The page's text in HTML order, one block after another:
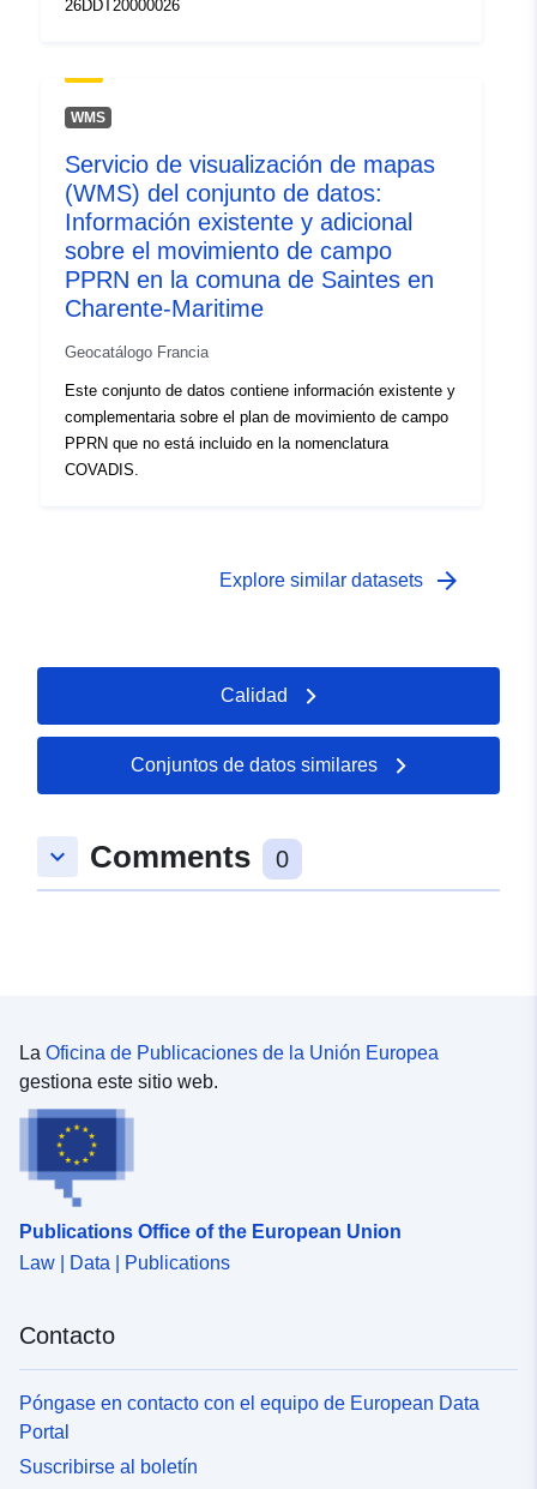
26DDT20000026
WMS
Servicio de visualización de mapas
(WMS) del conjunto de datos:
Información existente y adicional
sobre el movimiento de campo
PPRN en la comuna de Saintes en
Charente-Maritime
Geocatálogo Francia
Este conjunto de datos contiene información existente y
complementaria sobre el plan de movimiento de campo
PPRN que no está incluido en la nomenclatura
COVADIS.
Explore similar datasets arrow_forward
Calidad
Conjuntos de datos similares
keyboard_arrow_down Comments 0
La Oficina de Publicaciones de la Unión Europea
gestiona este sitio web.
Publications Office of the European Union
Law | Data | Publications
Contacto
Póngase en contacto con el equipo de European Data
Portal
Suscribirse al boletín